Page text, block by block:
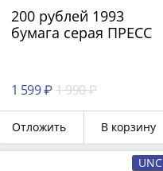
200 рублей 1993
бумага серая ПРЕСС
1 599 ₽ 1 990 ₽
Отложить В корзину
UNC